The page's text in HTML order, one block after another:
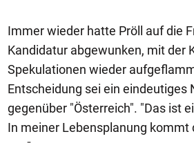
Immer wieder hatte Pröll auf die
Kandidatur abgewunken, mit der
Spekulationen wieder
Entscheidung sei ein eindeutiges
gegenüber "Österreich". "Das ist
In meiner Lebensplanung kommt